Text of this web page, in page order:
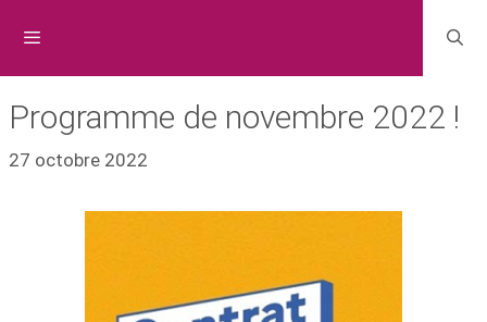
Programme de novembre 2022 !
27 octobre 2022